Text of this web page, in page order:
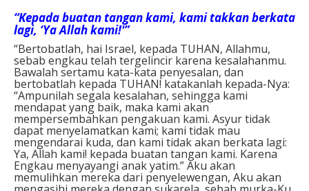
“Kepada buatan tangan kami, kami takkan berkata
lagi, ‘Ya Allah kami!'”
“Bertobatlah, hai Israel, kepada TUHAN, Allahmu,
sebab engkau telah tergelincir karena kesalahanmu.
Bawalah sertamu kata-kata penyesalan, dan
bertobatlah kepada TUHAN! katakanlah kepada-Nya:
“Ampunilah segala kesalahan, sehingga kami
mendapat yang baik, maka kami akan
mempersembahkan pengakuan kami. Asyur tidak
dapat menyelamatkan kami; kami tidak mau
mengendarai kuda, dan kami tidak akan berkata lagi:
Ya, Allah kami! kepada buatan tangan kami. Karena
Engkau menyayangi anak yatim.” Aku akan
memulihkan mereka dari penyelewengan, Aku akan